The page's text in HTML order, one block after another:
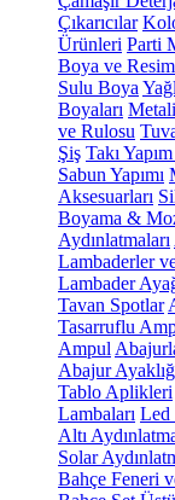
Çıkarıcılar
Ürünleri Parti
Boya ve
Sulu Boya
Boyaları
ve Rulosu
Şiş Takı
Sabun Yapımı
Aksesuarları
Boyama &
Aydınlatmaları
Lambaderler
Lambader
Tavan Spotlar
Tasarruflu
Ampul
Abajur
Tablo Aplikleri
Lambaları Led
Altı
Solar
Bahçe Feneri